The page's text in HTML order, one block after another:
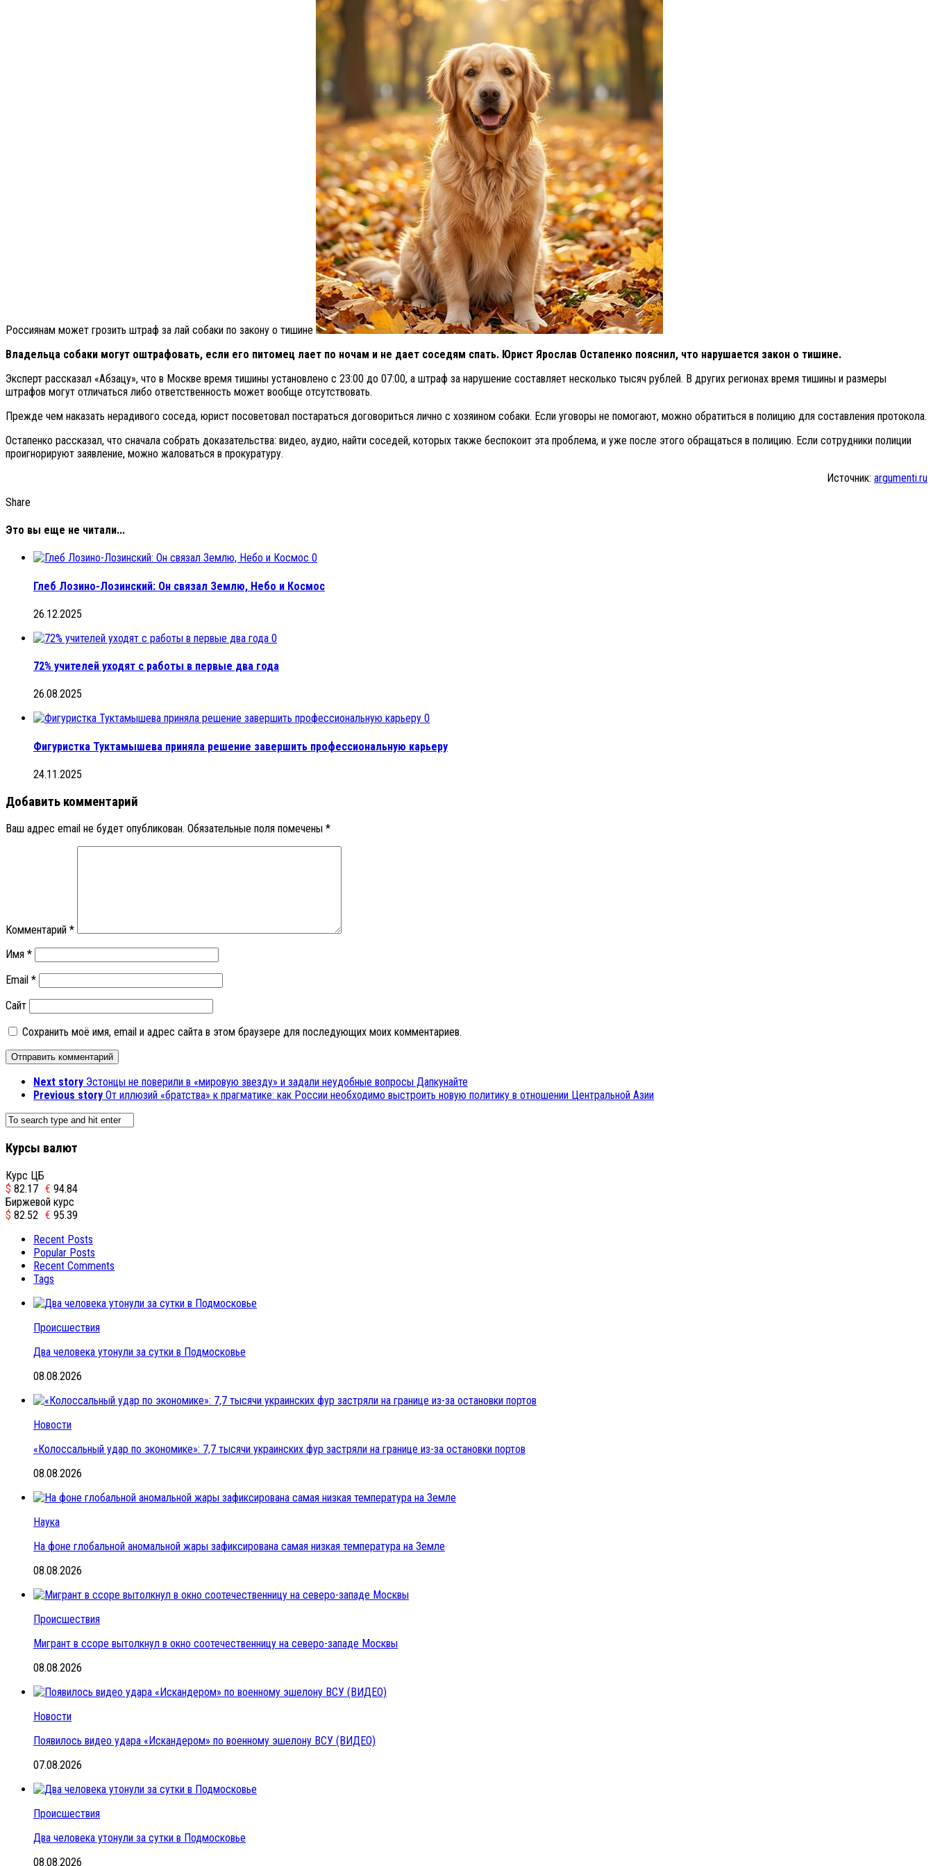
Россиянам может грозить штраф за лай собаки по закону о тишине
Владельца собаки могут оштрафовать, если его питомец лает по ночам и не дает соседям спать. Юрист Ярослав Остапенко пояснил, что нарушается закон о тишине.
Эксперт рассказал «Абзацу», что в Москве время тишины установлено с 23:00 до 07:00, а штраф за нарушение составляет несколько тысяч рублей. В других регионах время тишины и размеры
штрафов могут отличаться либо ответственность может вообще отсутствовать.
Прежде чем наказать нерадивого соседа, юрист посоветовал постараться договориться лично с хозяином собаки. Если уговоры не помогают, можно обратиться в полицию для составления протокола.
Остапенко рассказал, что сначала собрать доказательства: видео, аудио, найти соседей, которых также беспокоит эта проблема, и уже после этого обращаться в полицию. Если сотрудники полиции
проигнорируют заявление, можно жаловаться в прокуратуру.
Источник: argumenti.ru
Share
Это вы еще не читали...
0
Глеб Лозино-Лозинский: Он связал Землю, Небо и Космос
26.12.2025
0
72% учителей уходят с работы в первые два года
26.08.2025
0
Фигуристка Туктамышева приняла решение завершить профессиональную карьеру
24.11.2025
Добавить комментарий
Ваш адрес email не будет опубликован. Обязательные поля помечены *
Комментарий *
Имя *
Email *
Сайт
Сохранить моё имя, email и адрес сайта в этом браузере для последующих моих комментариев.
Next story Эстонцы не поверили в «мировую звезду» и задали неудобные вопросы Дапкунайте
Previous story От иллюзий «братства» к прагматике: как России необходимо выстроить новую политику в отношении Центральной Азии
Курсы валют
Курс ЦБ
$ 82.17 € 94.84
Биржевой курс
$ 82.52 € 95.39
Recent Posts
Popular Posts
Recent Comments
Tags
Происшествия
Два человека утонули за сутки в Подмосковье
08.08.2026
Новости
«Колоссальный удар по экономике»: 7,7 тысячи украинских фур застряли на границе из-за остановки портов
08.08.2026
Наука
На фоне глобальной аномальной жары зафиксирована самая низкая температура на Земле
08.08.2026
Происшествия
Мигрант в ссоре вытолкнул в окно соотечественницу на северо-западе Москвы
08.08.2026
Новости
Появилось видео удара «Искандером» по военному эшелону ВСУ (ВИДЕО)
07.08.2026
Происшествия
Два человека утонули за сутки в Подмосковье
08.08.2026